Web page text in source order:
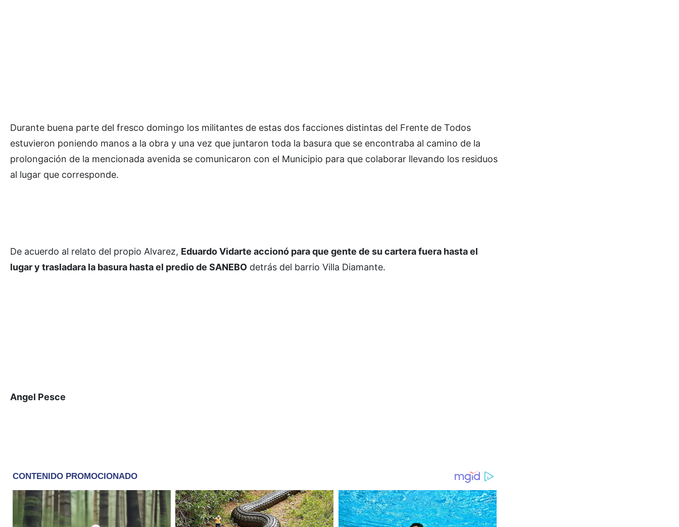
Durante buena parte del fresco domingo los militantes de estas dos facciones distintas del Frente de Todos
estuvieron poniendo manos a la obra y una vez que juntaron toda la basura que se encontraba al camino de la
prolongación de la mencionada avenida se comunicaron con el Municipio para que colaborar llevando los residuos
al lugar que corresponde.
De acuerdo al relato del propio Alvarez, Eduardo Vidarte accionó para que gente de su cartera fuera hasta el
lugar y trasladara la basura hasta el predio de SANEBO detrás del barrio Villa Diamante.
Angel Pesce